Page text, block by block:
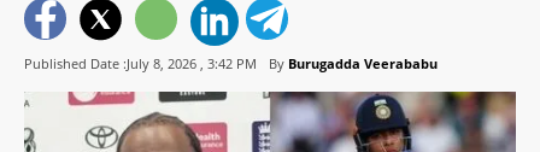
Published Date :July 8, 2026 , 3:42 PM By Burugadda Veerababu